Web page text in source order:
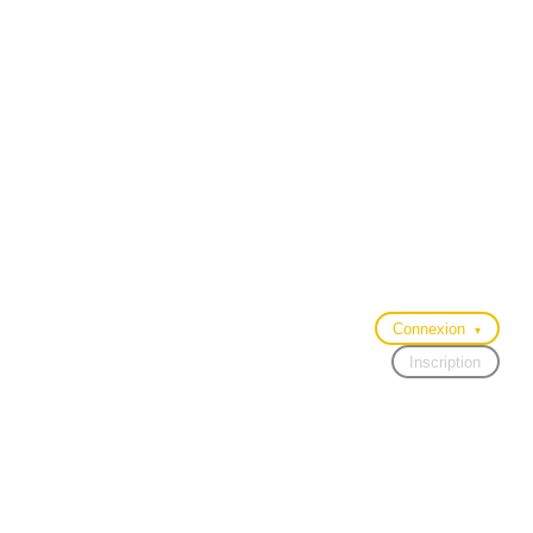
Connexion ▾
Inscription